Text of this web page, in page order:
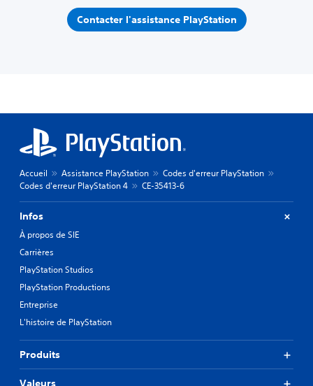
Contacter l'assistance PlayStation
Accueil Assistance PlayStation
Codes d'erreur PlayStation
Codes d'erreur PlayStation 4
CE-35413-6
Infos
À propos de SIE
Carrières
PlayStation Studios
PlayStation Productions
Entreprise
L'histoire de PlayStation
Produits
Valeurs